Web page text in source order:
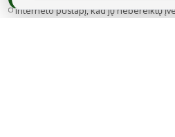
interneto puslapį, kad jų nebereiktų